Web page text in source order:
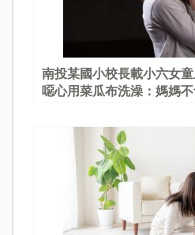
南投某國小校長載小六女
噁心用菜瓜布洗澡：媽媽